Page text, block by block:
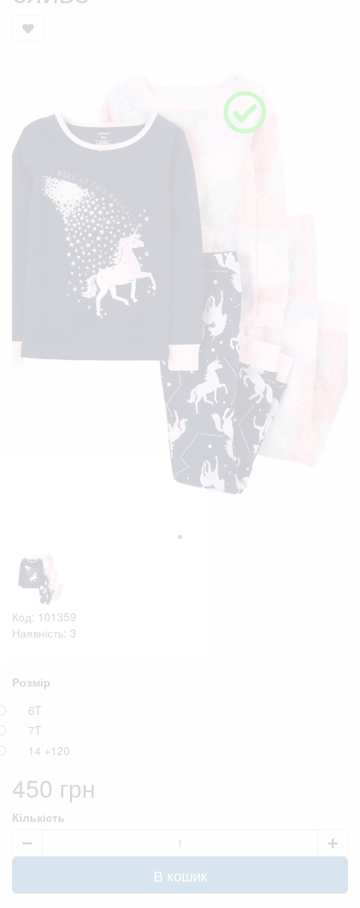
Код: 101359
Наявність: 3
Розмір
6T
7T
14 +120
450 грн
Кількість
В кошик